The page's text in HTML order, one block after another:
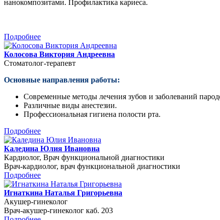
нанокомпозитами. Профилактика кариеса.
Подробнее
Колосова Виктория Андреевна
Стоматолог-терапевт
Основные направления работы:
Современные методы лечения зубов и заболеваний
Различные виды анестезии.
Профессиональная гигиена полости рта.
Подробнее
Каледина Юлия Ивановна
Кардиолог, Врач функциональной диагностики
Врач-кардиолог, врач функциональной диагностики
Подробнее
Игнаткина Наталья Григорьевна
Акушер-гинеколог
Врач-акушер-гинеколог каб. 203